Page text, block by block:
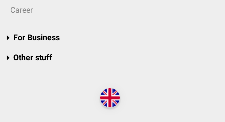
Career
For Business
Other stuff